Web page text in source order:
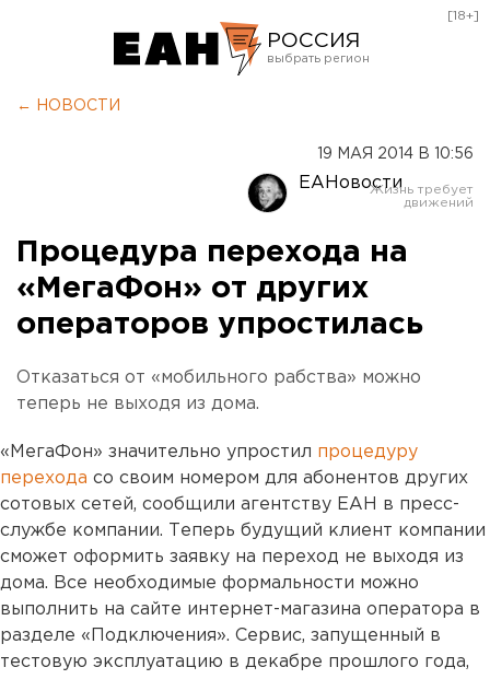
РОССИЯ
Оренбург
[18+]
← НОВОСТИ
19 МАЯ 2014 В 10:56
ЕАНовости
Процедура перехода на
«МегаФон» от других
операторов упростилась
Отказаться от «мобильного рабства» можно
теперь не выходя из дома.
«МегаФон» значительно упростил процедуру
перехода со своим номером для абонентов других
сотовых сетей, сообщили агентству ЕАН в пресс-
службе компании. Теперь будущий клиент компании
сможет оформить заявку на переход не выходя из
дома. Все необходимые формальности можно
выполнить на сайте интернет-магазина оператора в
разделе «Подключения». Сервис, запущенный в
тестовую эксплуатацию в декабре прошлого года,